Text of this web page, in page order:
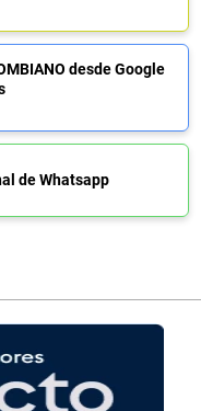
desde Google
de Whatsapp